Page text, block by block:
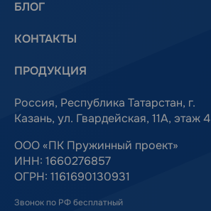
БЛОГ
КОНТАКТЫ
ПРОДУКЦИЯ
Россия, Республика Татарстан, г.
Казань, ул. Гвардейская, 11А, этаж 4
ООО «ПК Пружинный проект»
ИНН: 1660276857
ОГРН: 1161690130931
Звонок по РФ бесплатный